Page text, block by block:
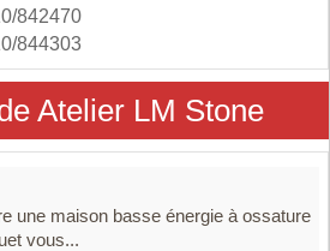
842470
844303
Atelier LM Stone
une maison basse énergie à ossature
vous...